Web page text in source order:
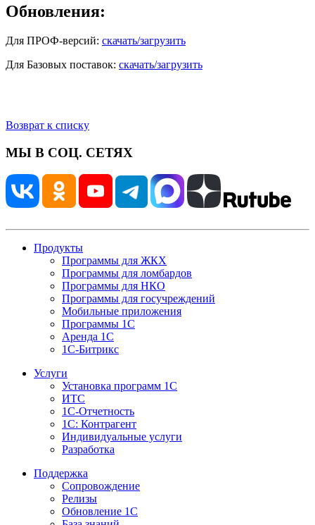
Обновления:
Для ПРОФ-версий: скачать/загрузить
Для Базовых поставок: скачать/загрузить
Возврат к списку
МЫ В СОЦ. СЕТЯХ
Продукты
Программы для ЖКХ
Программы для ломбардов
Программы для НКО
Программы для госучреждений
Мобильные приложения
Программы 1С
Аренда 1С
1С-Битрикс
Услуги
Установка программ 1С
ИТС
1С-Отчетность
1С: Контрагент
Индивидуальные услуги
Разработка
Поддержка
Сопровождение
Релизы
Обновление 1С